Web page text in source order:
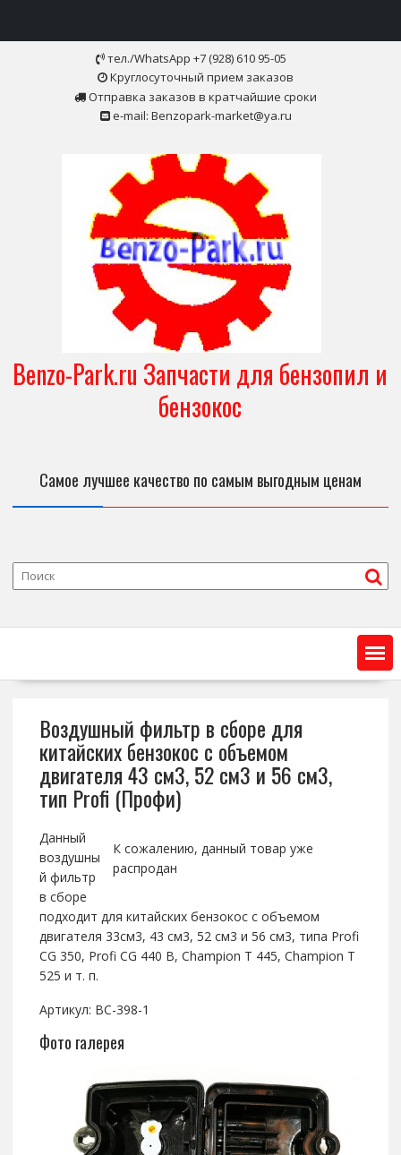
тел./WhatsApp +7 (928) 610 95-05
Круглосуточный прием заказов
Отправка заказов в кратчайшие сроки
e-mail: Benzopark-market@ya.ru
Benzo-Park.ru Запчасти для бензопил и
бензокос
Самое лучшее качество по самым выгодным ценам
Воздушный фильтр в сборе для
китайских бензокос с объемом
двигателя 43 см3, 52 см3 и 56 см3,
тип Profi (Профи)
К сожалению, данный товар уже
распродан
Данный
воздушны
й фильтр
в сборе
подходит для китайских бензокос с объемом
двигателя 33см3, 43 см3, 52 см3 и 56 см3, типа Profi
CG 350, Profi CG 440 B, Champion T 445, Champion T
525 и т. п.
Артикул: BC-398-1
Фото галерея